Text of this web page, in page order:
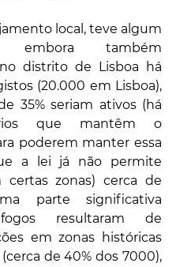
local, teve algum
embora também
distrito de Lisboa há
(20.000 em Lisboa),
35% seriam ativos (há
que mantêm o
poderem manter essa
a lei já não permite
zonas) cerca de
parte significativa
resultaram de
em zonas históricas
de 40% dos 7000),